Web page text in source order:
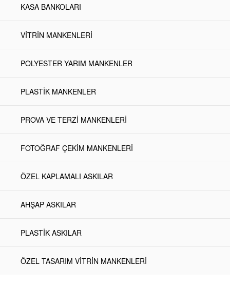
KASA BANKOLARI
VİTRİN MANKENLERİ
POLYESTER YARIM MANKENLER
PLASTİK MANKENLER
PROVA VE TERZİ MANKENLERİ
FOTOĞRAF ÇEKİM MANKENLERİ
ÖZEL KAPLAMALI ASKILAR
AHŞAP ASKILAR
PLASTİK ASKILAR
ÖZEL TASARIM VİTRİN MANKENLERİ